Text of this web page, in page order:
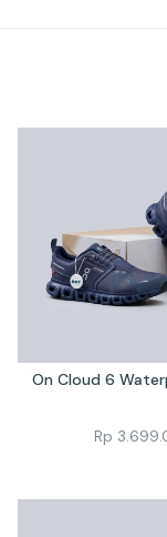
On Cloud 6
Rp